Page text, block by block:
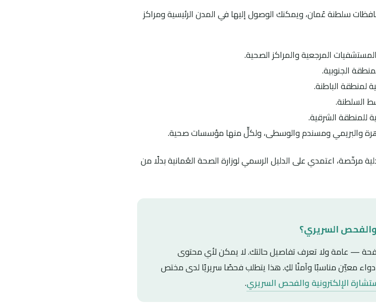
سلطنة عُمان، ويمكنك الوصول إليها في المدن الرئيسية ومراكز
المرجعية والمراكز الصحية.
الجنوبية.
لمنطقة الباطنة.
السلطنة.
للمنطقة الشرقية.
والبريمي ومسندم والوسطى، ولكلٍّ منها مؤسسات صحية.
مرخّصة، اعتمدي على الدليل الرسمي لوزارة الصحة العُمانية بدلًا من
والفحص السريري؟
— عامة ولا تعرف تفاصيل حالتك. لا يمكن لأي محتوى
معيّن مناسبًا وآمنًا لكِ. هذا يتطلب فحصًا سريريًا لدى مختص
الإلكترونية والفحص السريري.